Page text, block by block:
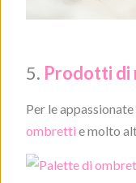
5. Prodotti di
Per le
ombretti e molto